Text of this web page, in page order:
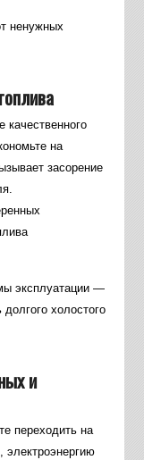
ненужных
качественного
на
засорение
эксплуатации —
холостого
и
переходить на
электроэнергию